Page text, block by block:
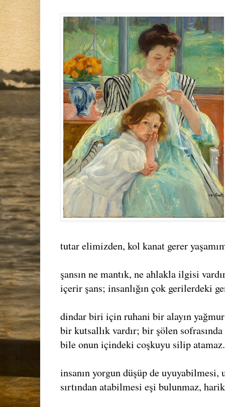
tutar elimizden, kol kanat gerer
şansın ne mantık, ne ahlakla ilgisi
içerir şans; insanlığın çok gerilerdeki
dindar biri için ruhani bir alayın
bir kutsallık vardır; bir şölen
bile onun içindeki coşkuyu silip atamaz.
insanın yorgun düşüp de uyuyabilmesi,
sırtından atabilmesi eşi bulunmaz,